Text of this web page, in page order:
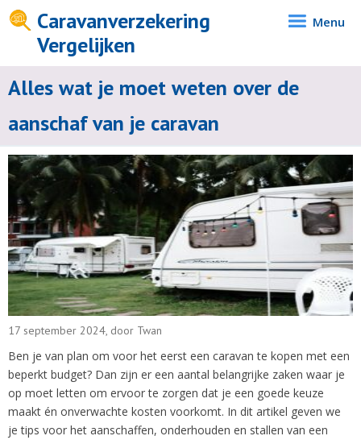
Caravanverzekering
Vergelijken
Menu
Alles wat je moet weten over de
aanschaf van je caravan
17 september 2024, door Twan
Ben je van plan om voor het eerst een caravan te kopen met een
beperkt budget? Dan zijn er een aantal belangrijke zaken waar je
op moet letten om ervoor te zorgen dat je een goede keuze
maakt én onverwachte kosten voorkomt. In dit artikel geven we
je tips voor het aanschaffen, onderhouden en stallen van een